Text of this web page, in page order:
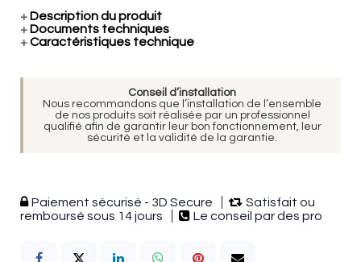
+ Description du produit
+ Documents techniques
+Caractéristiques technique
Conseil d’installation
Nous recommandons que l’installation de l’ensemble
de nos produits soit réalisée par un professionnel
qualifié afin de garantir leur bon fonctionnement, leur
sécurité et la validité de la garantie.
Paiement sécurisé - 3D Secure
Satisfait ou
remboursé sous 14 jours
Le conseil par des pro